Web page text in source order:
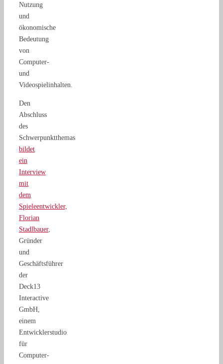
Nutzung
und
ökonomische
Bedeutung
von
Computer-
und
Videospielinhalten.
Den
Abschluss
des
Schwerpunktthemas
bildet
ein
Interview
mit
dem
Spieleentwickler,
Florian
Stadlbauer,
Gründer
und
Geschäftsführer
der
Deck13
Interactive
GmbH,
einem
Entwicklerstudio
für
Computer-